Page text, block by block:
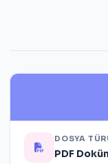
DOSYA
PDF